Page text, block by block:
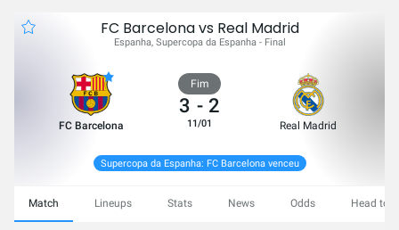
FC Barcelona vs Real Madrid
Espanha, Supercopa da Espanha - Final
FC Barcelona
Fim
3 - 2
11/01 Real Madrid
Supercopa da Espanha: FC Barcelona venceu
Match Lineups Stats News Odds Head to